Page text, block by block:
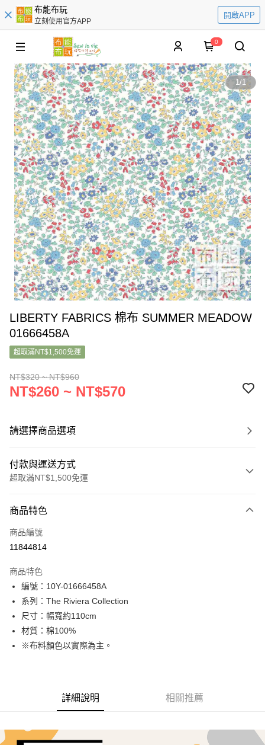
布能布玩
立刻使用官方APP
開啟APP
0
1/1
LIBERTY FABRICS 棉布 SUMMER MEADOW
01666458A
超取滿NT$1,500免運
NT$320 ~ NT$960
NT$260 ~ NT$570
請選擇商品選項
付款與運送方式
超取滿NT$1,500免運
信用卡一次付款
超商取貨付款
Apple Pay
街口支付
Google Pay
AFTEE先享後付
１．簡單：不需註冊會員、不需綁卡、不需儲值。
３．安心：先確認商品／服務後，再付款。
全家取貨付款
商品特色
商品編號
11844814
商品特色
編號：10Y-01666458A
系列：The Riviera Collection
尺寸：幅寬約110cm
材質：棉100%
※布料顏色以實際為主。
詳細說明 相關推薦